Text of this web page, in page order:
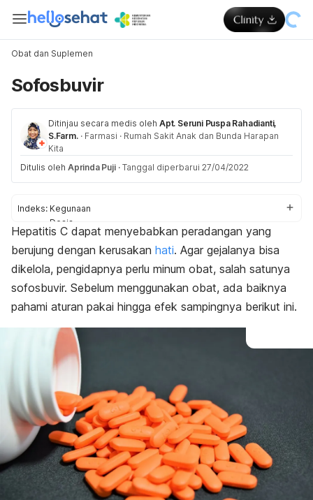
Obat dan Suplemen
Sofosbuvir
Ditinjau secara medis oleh Apt. Seruni Puspa Rahadianti,
S.Farm. · Farmasi · Rumah Sakit Anak dan Bunda Harapan
Kita
Ditulis oleh Aprinda Puji · Tanggal diperbarui 27/04/2022
Indeks: Kegunaan
Dosis
Aturan pakai
Efek samping
Peringatan dan perhatian
Efek pada ibu hamil dan menyusui
Interaksi obat
Hepatitis C dapat menyebabkan peradangan yang
berujung dengan kerusakan hati. Agar gejalanya bisa
dikelola, pengidapnya perlu minum obat, salah satunya
sofosbuvir. Sebelum menggunakan obat, ada baiknya
pahami aturan pakai hingga efek sampingnya berikut ini.